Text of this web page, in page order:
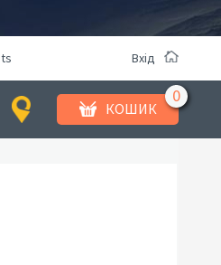
Вхід
КОШИК